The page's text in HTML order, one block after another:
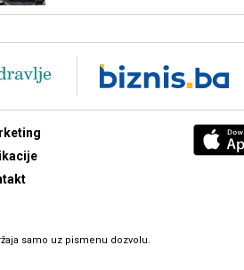
samo uz pismenu dozvolu.